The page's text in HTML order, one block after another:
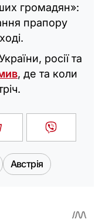
громадян»:
прапору
росії та
, де та коли
Австрія